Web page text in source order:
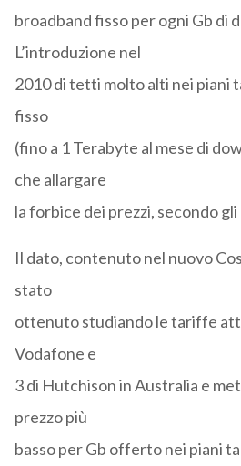
broadband fisso per ogni Gb di
L’introduzione nel
2010 di tetti molto alti nei piani
fisso
(fino a 1 Terabyte al mese di
che allargare
la forbice dei prezzi, secondo gli
Il dato, contenuto nel nuovo
stato
ottenuto studiando le tariffe
Vodafone e
3 di Hutchison in Australia e
prezzo più
basso per Gb offerto nei piani